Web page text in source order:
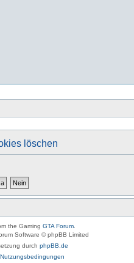
löschen
the Gaming GTA Forum
Software © phpBB Limited
durch phpBB.de
Nutzungsbedingungen